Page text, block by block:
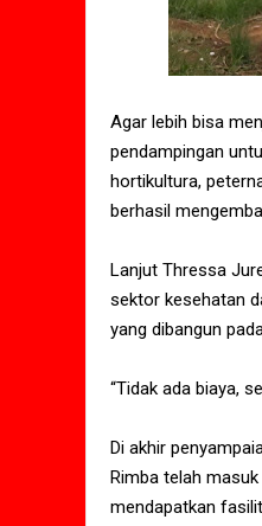
Agar lebih bisa
pendampingan
hortikultura,
berhasil
Lanjut Thressa
sektor kesehatan
yang dibangun
“Tidak ada biaya,
Di akhir
Rimba telah
mendapatkan